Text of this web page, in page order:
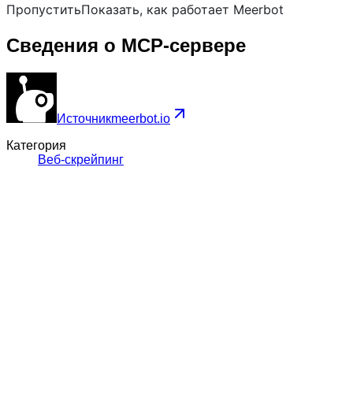
ПропуститьПоказать, как работает Meerbot
Сведения о MCP-сервере
Источникmeerbot.io
Категория
Веб-скрейпинг